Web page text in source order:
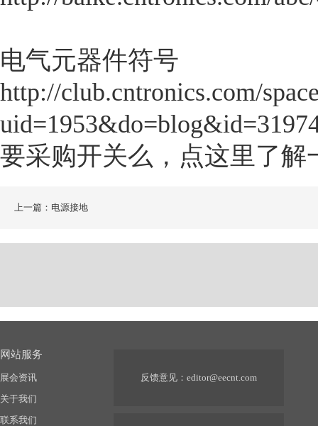
电气元器件符号
http://club.cntronics.com/
要采购开关么，点这里了解
上一篇：电源接地
网站服务
展会资讯
关于我们
联系我们
反馈意见： editor@eecnt.com